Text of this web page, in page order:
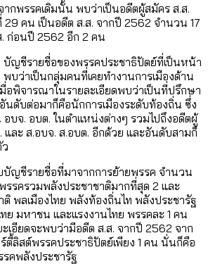
กพรรคเดิมนั้น พบว่าเป็นอดีตผู้สมัคร ส.ส.
คน เป็นอดีต ส.ส. จากปี 2562 จำนวน 17
ก่อนปี 2562 อีก 2 คน
บัญชีรายชื่อของพรรคประชาธิปัตย์ที่เป็นหน้า
ว่าเป็นกลุ่มคนที่เคยทำงานการเมืองด้าน
อพิจารณาในรายละเอียดพบว่าเป็นที่ปรึกษา
ดับต่อมาก็คือนักการเมืองระดับท้องถิ่น ซึ่ง
บจ. อบต. ในตำแหน่งต่างๆ รวมไปถึงอดีตผู้
ละ ส.อบจ. ส.อบต. อีกด้วย และอันดับสามก็
ญชีรายชื่อที่มาจากการย้ายพรรค จำนวน
รรครวมพลังประชาชาติมากที่สุด 2 และ
ติ พลเมืองไทย พลังท้องถิ่นไท พลังประชารัฐ
ย มหาชน และแรงงานไทย พรรคละ 1 คน
เอียดจะพบว่ามีอดีต ส.ส. จากปี 2562 จาก
ลิสต์พรรคประชาธิปัตย์เพียง 1 คน นั่นก็คือ
คพลังประชารัฐ